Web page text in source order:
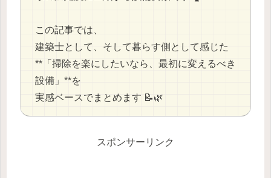
この記事では、
建築士として、そして暮らす側として感じた
**「掃除を楽にしたいなら、最初に変えるべき
設備」**を
実感ベースでまとめます 📝🌿
スポンサーリンク